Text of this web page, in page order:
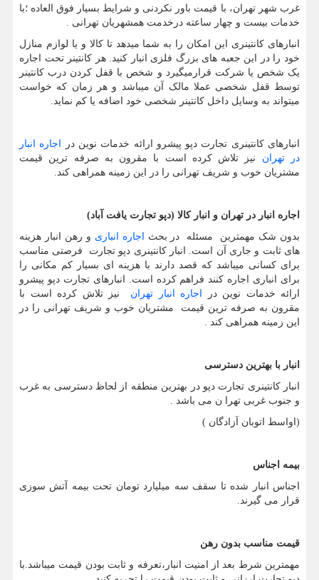
غرب شهر تهران، با قیمت باور نکردنی و شرایط بسیار فوق العاده ؛با
خدمات بیست و چهار ساعته درخدمت همشهریان تهرانی .
انبارهای کانتینری این امکان را به شما میدهد تا کالا و یا لوازم منازل
خود را در این جعبه های بزرگ فلزی انبار کنید. هر کانتینر تحت اجاره
یک شخص یا شرکت قرارمیگیرد و شخص با قفل کردن درب کانتینر
توسط قفل شخصی عملا مالک آن میباشد و هر زمان که خواست
میتواند به وسایل داخل کانتینر شخصی خود اضافه یا کم نماید.
انبارهای کانتینری تجارت دپو پیشرو ارائه خدمات نوین در اجاره انبار
در تهران نیز تلاش كرده است با مقرون به صرفه ترین قیمت
مشتریان خوب و شریف تهرانی را در این زمینه همراهی كند.
اجاره انبار در تهران و انبار کالا (دپو تجارت یافت آباد)
بدون شک مهمترین مسئله در بحث اجاره انباری و رهن انبار هزینه
های ثابت و جاری آن است. انبار کانتینری دپو تجارت فرصتی مناسب
برای کسانی میباشد که قصد دارند با هزینه ای بسیار کم مکانی را
برای انباری اجاره کنند فراهم کرده است. انبارهای تجارت دپو پیشرو
ارائه خدمات نوین در اجاره انبار تهران نیز تلاش کرده است با
مقرون به صرفه ترین قیمت مشتریان خوب و شریف تهرانی را در
این زمینه همراهی کند .
انبار با بهترین دسترسی
انبار کانتینری تجارت دپو در بهترین منطقه از لحاظ دسترسی به غرب
و جنوب غربی تهرا ن می باشد .
(اواسط اتوبان آزادگان )
بیمه اجناس
اجناس انبار شده تا سقف سه میلیارد تومان تحت بیمه آتش سوزی
قرار می گیرند.
قیمت مناسب بدون رهن
مهمترین شرط بعد از امنیت انبار،تعرفه و ثابت بودن قیمت میباشد.با